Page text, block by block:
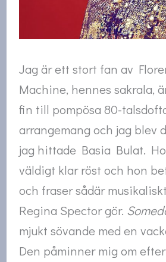
Jag är ett stort fan av
Machine, hennes sakrala,
fin till pompösa 80-
arrangemang och jag blev
jag hittade Basia Bulat.
väldigt klar röst och hon
och fraser sådär
Regina Spector gör.
mjukt sövande med en
Den påminner mig om